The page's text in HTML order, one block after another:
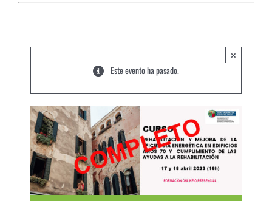
×
Este evento ha pasado.